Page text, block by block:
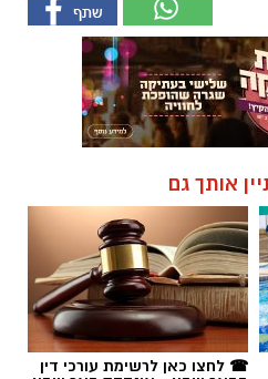
אותך גם
☎ לחצו כאן לרשימת עורכי דין
בבאר שבע - אינדקס באר שבע
נט